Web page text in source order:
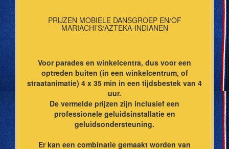
PRIJZEN MOBIELE DANSGROEP EN/OF
MARIACHI’S/AZTEKA-INDIANEN
Voor parades en winkelcentra, dus voor een
optreden buiten (in een winkelcentrum, of
straatanimatie) 4 x 35 min in een tijdsbestek van 4
uur.
De vermelde prijzen zijn inclusief een
professionele geluidsinstallatie en
geluidsondersteuning.
Er kan een combinatie gemaakt worden van